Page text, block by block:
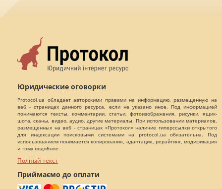
Юридические оговорки
Protocol.ua обладает авторскими правами на информацию, размещенную на
веб - страницах данного ресурса, если не указано иное. Под информацией
понимаются тексты, комментарии, статьи, фотоизображения, рисунки, ящик-
шота, сканы, видео, аудио, другие материалы. При использовании материалов,
размещенных на веб - страницах «Протокол» наличие гиперссылки открытого
для индексации поисковыми системами на protocol.ua обязательна. Под
использованием понимается копирования, адаптация, рерайтинг, модификация
и тому подобное.
Полный текст
Приймаємо до оплати